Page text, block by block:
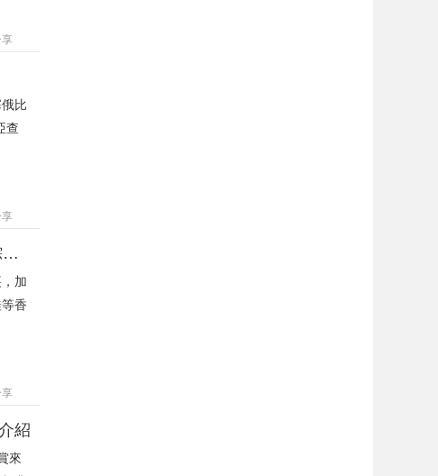
比
查
美式黑咖啡的由來風味口感描述 性價比高品質好的意式拼配綜合豆推薦
加
香
紹
來